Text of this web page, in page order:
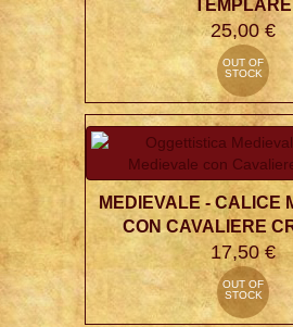
TEMPLARE
25,00 €
OUT OF
STOCK
MEDIEVALE - CALICE
CON CAVALIERE
17,50 €
OUT OF
STOCK